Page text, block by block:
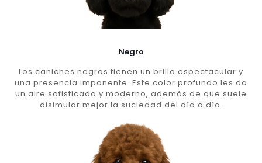
Negro
Los caniches negros tienen un brillo espectacular y
una presencia imponente. Este color profundo les da
un aire sofisticado y moderno, además de que suele
disimular mejor la suciedad del día a día.